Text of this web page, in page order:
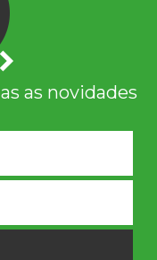
as novidades